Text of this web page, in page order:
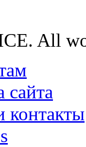
All
сайта